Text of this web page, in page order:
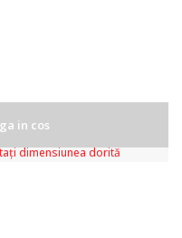
in cos
dimensiunea dorită